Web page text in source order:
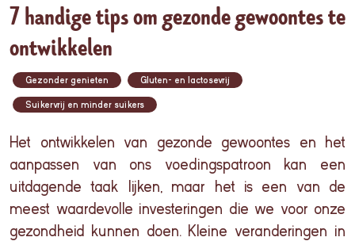
7 handige tips om gezonde gewoontes te
ontwikkelen
Gezonder genieten Gluten- en lactosevrij
Suikervrij en minder suikers
Het ontwikkelen van gezonde gewoontes en het
aanpassen van ons voedingspatroon kan een
uitdagende taak lijken, maar het is een van de
meest waardevolle investeringen die we voor onze
gezondheid kunnen doen. Kleine veranderingen in